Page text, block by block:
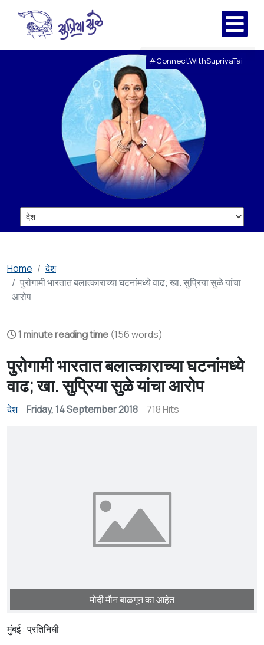
#ConnectWithSupriyaTai
Home
देश
पुरोगामी भारतात बलात्काराच्या घटनांमध्ये वाढ; खा. सुप्रिया सुळे यांचा
आरोप
1 minute reading time (156 words)
पुरोगामी भारतात बलात्काराच्या घटनांमध्ये
वाढ; खा. सुप्रिया सुळे यांचा आरोप
देश Friday, 14 September 2018 718 Hits
मोदी मौन बाळगून का आहेत
मुंबई : प्रतिनिधी